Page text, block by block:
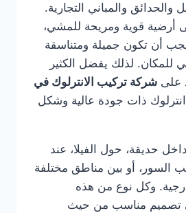
والحدائق والمباني التجارية.
أرضية قوية ومريحة للمشي،
أن تكون جميلة ومتناسقة
للمكان. لذلك يفضل الكثير
على شركة تركيب الانترلوك في
ذات جودة عالية وشكل
حديقة، حول الفيلا، عند
السور، أو بين مناطق مختلفة
وكل نوع من هذه
تصميم مناسب من حيث